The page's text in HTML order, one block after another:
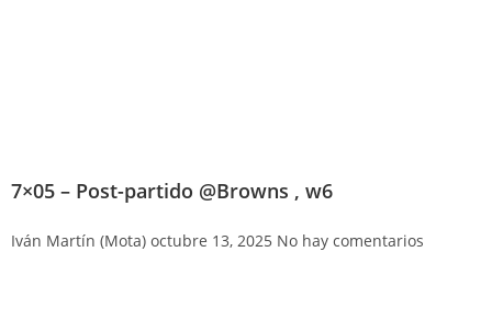
7×05 – Post-partido @Browns , w6
Iván Martín (Mota) octubre 13, 2025 No hay comentarios